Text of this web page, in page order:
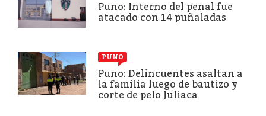
Puno: Interno del penal fue
atacado con 14 puñaladas
PUNO
Puno: Delincuentes asaltan a
la familia luego de bautizo y
corte de pelo Juliaca